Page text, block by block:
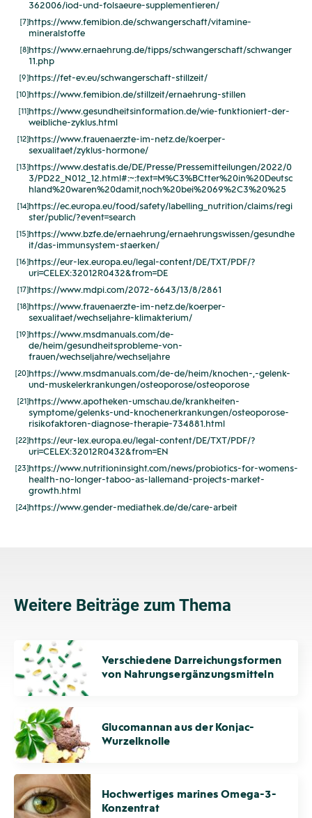
362006/iod-und-folsaeure-supplementieren/
[7] https://www.femibion.de/schwangerschaft/vitamine-
mineralstoffe
[8] https://www.ernaehrung.de/tipps/schwangerschaft/schwanger
11.php
[9] https://fet-ev.eu/schwangerschaft-stillzeit/
[10] https://www.femibion.de/stillzeit/ernaehrung-stillen
[11] https://www.gesundheitsinformation.de/wie-funktioniert-der-
weibliche-zyklus.html
[12] https://www.frauenaerzte-im-netz.de/koerper-
sexualitaet/zyklus-hormone/
[13] https://www.destatis.de/DE/Presse/Pressemitteilungen/2022/0
3/PD22_N012_12.html#:~:text=M%C3%BCtter%20in%20Deutsc
hland%20waren%20damit,noch%20bei%2069%2C3%20%25
[14] https://ec.europa.eu/food/safety/labelling_nutrition/claims/regi
ster/public/?event=search
[15] https://www.bzfe.de/ernaehrung/ernaehrungswissen/gesundhe
it/das-immunsystem-staerken/
[16] https://eur-lex.europa.eu/legal-content/DE/TXT/PDF/?
uri=CELEX:32012R0432&from=DE
[17] https://www.mdpi.com/2072-6643/13/8/2861
[18] https://www.frauenaerzte-im-netz.de/koerper-
sexualitaet/wechseljahre-klimakterium/
[19] https://www.msdmanuals.com/de-
de/heim/gesundheitsprobleme-von-
frauen/wechseljahre/wechseljahre
[20] https://www.msdmanuals.com/de-de/heim/knochen-,-gelenk-
und-muskelerkrankungen/osteoporose/osteoporose
[21] https://www.apotheken-umschau.de/krankheiten-
symptome/gelenks-und-knochenerkrankungen/osteoporose-
risikofaktoren-diagnose-therapie-734881.html
[22] https://eur-lex.europa.eu/legal-content/DE/TXT/PDF/?
uri=CELEX:32012R0432&from=EN
[23] https://www.nutritioninsight.com/news/probiotics-for-womens-
health-no-longer-taboo-as-lallemand-projects-market-
growth.html
[24] https://www.gender-mediathek.de/de/care-arbeit
Weitere Beiträge zum Thema
Verschiedene Darreichungs­formen
von Nahrungs­ergänzungs­mitteln
Glucomannan aus der Konjac-
Wurzelknolle
Hochwertiges marines Omega-3-
Konzentrat